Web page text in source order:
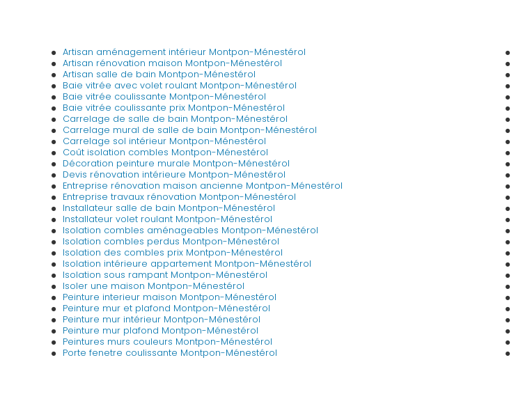
Artisan aménagement intérieur Montpon-Ménestérol
Artisan rénovation maison Montpon-Ménestérol
Artisan salle de bain Montpon-Ménestérol
Baie vitrée avec volet roulant Montpon-Ménestérol
Baie vitrée coulissante Montpon-Ménestérol
Baie vitrée coulissante prix Montpon-Ménestérol
Carrelage de salle de bain Montpon-Ménestérol
Carrelage mural de salle de bain Montpon-Ménestérol
Carrelage sol intérieur Montpon-Ménestérol
Coût isolation combles Montpon-Ménestérol
Décoration peinture murale Montpon-Ménestérol
Devis rénovation intérieure Montpon-Ménestérol
Entreprise rénovation maison ancienne Montpon-Ménestérol
Entreprise travaux rénovation Montpon-Ménestérol
Installateur salle de bain Montpon-Ménestérol
Installateur volet roulant Montpon-Ménestérol
Isolation combles aménageables Montpon-Ménestérol
Isolation combles perdus Montpon-Ménestérol
Isolation des combles prix Montpon-Ménestérol
Isolation intérieure appartement Montpon-Ménestérol
Isolation sous rampant Montpon-Ménestérol
Isoler une maison Montpon-Ménestérol
Peinture interieur maison Montpon-Ménestérol
Peinture mur et plafond Montpon-Ménestérol
Peinture mur intérieur Montpon-Ménestérol
Peinture mur plafond Montpon-Ménestérol
Peintures murs couleurs Montpon-Ménestérol
Porte fenetre coulissante Montpon-Ménestérol